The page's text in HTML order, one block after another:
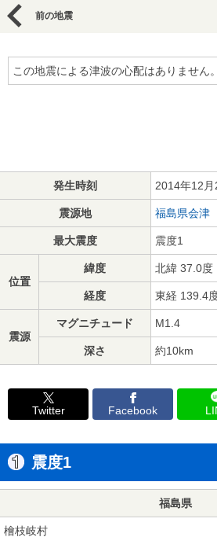
前の地震
この地震による津波の心配はありません。
発生時刻 2014年12
震源地 福島県会津
最大震度 震度1
位置
緯度 北緯 37.0度
経度 東経 139.4
震源
マグニチュード M1.4
深さ 約10km
Twitter Facebook
震度1
福島県
檜枝岐村